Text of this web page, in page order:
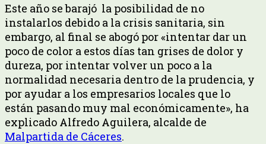
Este año se barajó la posibilidad de no
instalarlos debido a la crisis sanitaria, sin
embargo, al final se abogó por «intentar dar un
poco de color a estos días tan grises de dolor y
dureza, por intentar volver un poco a la
normalidad necesaria dentro de la prudencia, y
por ayudar a los empresarios locales que lo
están pasando muy mal económicamente», ha
explicado Alfredo Aguilera, alcalde de
Malpartida de Cáceres.